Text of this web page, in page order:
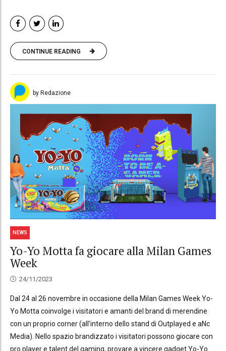
CONTINUE READING
by Redazione
NEWS
Yo-Yo Motta fa giocare alla Milan Games
Week
24/11/2023
Dal 24 al 26 novembre in occasione della Milan Games Week Yo-
Yo Motta coinvolge i visitatori e amanti del brand di merendine
con un proprio corner (all’interno dello stand di Outplayed e aNc
Media). Nello spazio brandizzato i visitatori possono giocare con
pro player e talent del gaming, provare a vincere gadget Yo-Yo